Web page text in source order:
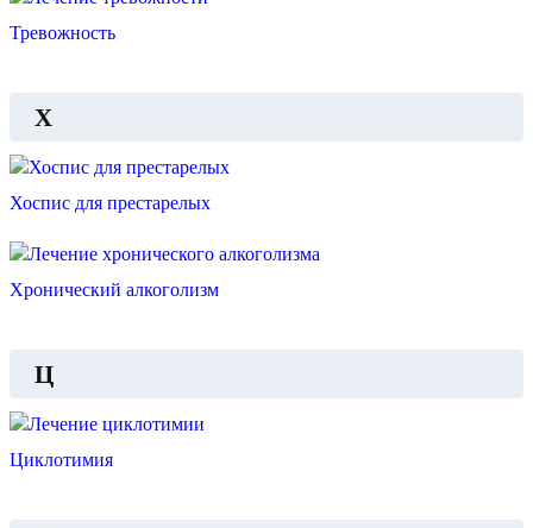
Тревожность
Х
Хоспис для престарелых
Хронический алкоголизм
Ц
Циклотимия